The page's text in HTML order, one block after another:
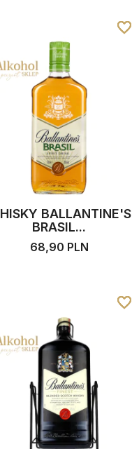
BALLANTINE'S
BRASIL...
68,90 PLN
favorite_border
favorite_border
favorite_border
favorite_border
favorite_border
favorite_border